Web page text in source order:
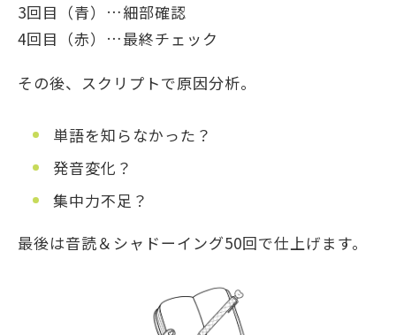
3回目（青）…細部確認
4回目（赤）…最終チェック
その後、スクリプトで原因分析。
単語を知らなかった？
発音変化？
集中力不足？
最後は音読＆シャドーイング50回で仕上げます。